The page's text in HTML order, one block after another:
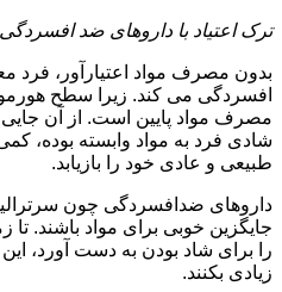
ترک اعتیاد با داروهای ضد افسردگی
بدون مصرف مواد اعتیارآور، فرد
افسردگی می کند. زیرا سطح
مصرف مواد پایین است. از آن
شادی فرد به مواد وابسته بوده،
طبیعی و عادی خود را بازیابد.
داروهای ضدافسردگی چون
جایگزین خوبی برای مواد باشند.
را برای شاد بودن به دست آورد،
زیادی بکنند.